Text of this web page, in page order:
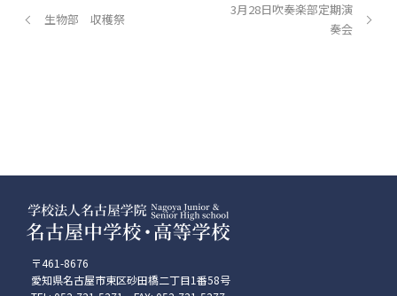
生物部 収穫祭
3月28日吹奏楽部定期演
奏会
〒461-8676
愛知県名古屋市東区砂田橋二丁目1番58号